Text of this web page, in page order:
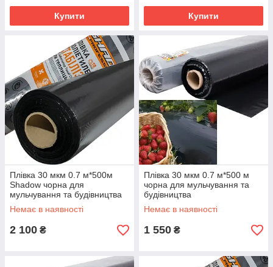
Купити Купити
Плівка 30 мкм 0.7 м*500м
Shadow чорна для
мульчування та будівництва
Немає в наявності
2 100 ₴
Плівка 30 мкм 0.7 м*500 м
чорна для мульчування та
будівництва
Немає в наявності
1 550 ₴